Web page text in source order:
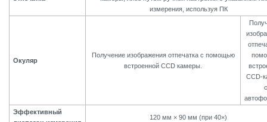
измерения, используя ПК
Окуляр
Получение изображения отпечатка с помощью
встроенной CCD камеры.
CCD-
с
Эффективный
120 мм × 90 мм (при 40×)